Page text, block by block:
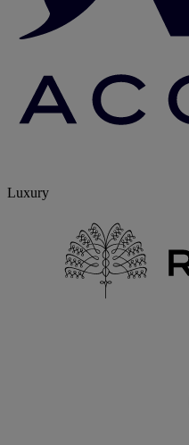
Luxury